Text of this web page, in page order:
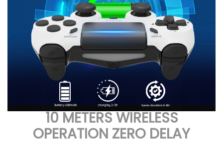
10 METERS WIRELESS
OPERATION ZERO DELAY